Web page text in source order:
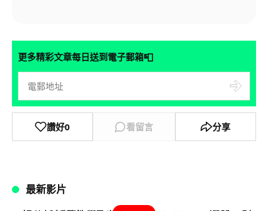
更多精彩文章每日送到電子郵箱📮
讚好0 看留言 分享
最新影片